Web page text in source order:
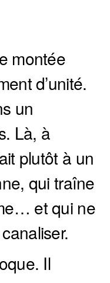
montée
d’unité.
un
Là, à
plutôt à un
qui traîne
et qui ne
Il